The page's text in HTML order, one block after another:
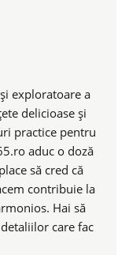
exploratoare a
delicioase și
practice pentru
aduc o doză
să cred că
contribuie la
Hai să
care fac